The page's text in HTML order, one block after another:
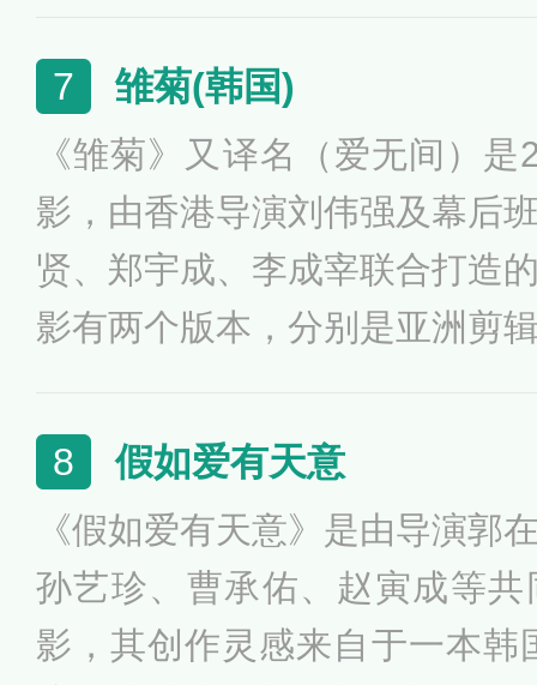
009年3月11日在韩国上映。
7 雏菊(韩国)
《雏菊》又译名（爱无间）
影，由香港导演刘伟强及幕后
贤、郑宇成、李成宰联合打造
影有两个版本，分别是亚洲剪
追捕逃犯的任务，而他的心却
获。谁料被他追捕的杀手朴义
人。纠缠在三人之间的命中注
8 假如爱有天意
《假如爱有天意》是由导演郭
孙艺珍、曹承佑、赵寅成等
影，其创作灵感来自于一本韩